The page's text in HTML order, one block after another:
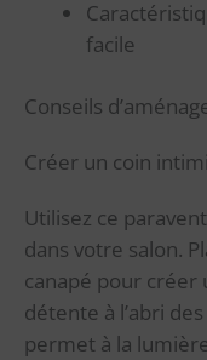
facile
Conseils
Créer un coin
Utilisez ce
dans votre salon.
canapé pour créer
détente à l’abri
permet à la